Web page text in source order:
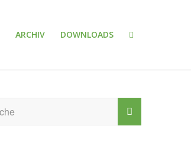
ARCHIV DOWNLOADS